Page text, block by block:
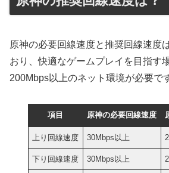
原神の必要回線速度と推奨回線速度
おり、快適なゲームプレイを目指す
200Mbps以上のネット環境が必要で
項目 原神の必要回線速度
上り回線速度 30Mbps以上
下り回線速度 30Mbps以上